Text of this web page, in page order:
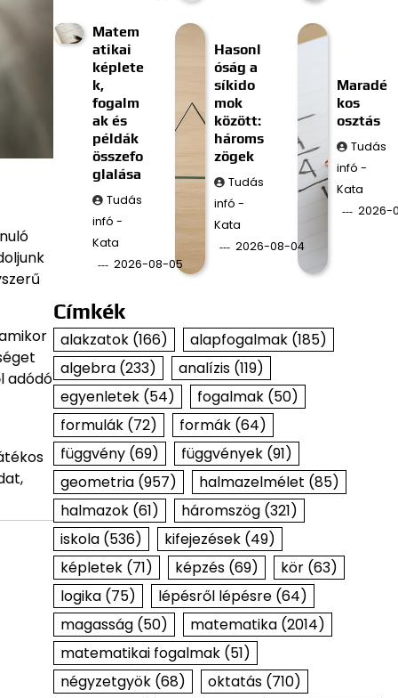
adódó
Matem
atikai
képlete
k,
fogalm
ak és
példák
összefo
glalása
Tudás
infó -
Kata
2026-08-05
Hasonl
óság a
síkido
mok
között:
hároms
zögek
Tudás
infó -
Kata
2026-08-04
Maradé
kos
osztás
Tudás
infó -
Kata
2026-
Címkék
alakzatok(166) alapfogalmak(185)
algebra(233) analízis(119)
egyenletek(54) fogalmak(50)
formulák(72) formák(64)
függvény(69) függvények(91)
geometria(957) halmazelmélet (85)
halmazok(61) háromszög(321)
iskola(536) kifejezések(49)
képletek(71) képzés(69) kör(63)
logika(75) lépésről lépésre(64)
magasság(50) matematika(2014)
matematikai fogalmak(51)
négyzetgyök(68) oktatás(710)